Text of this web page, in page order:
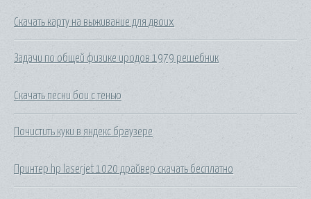
Скачать карту на выживание для двоих
Задачи по общей физике иродов 1979 решебник
Скачать песни бои с тенью
Почистить куки в яндекс браузере
Принтер hp laserjet 1020 драйвер скачать бесплатно